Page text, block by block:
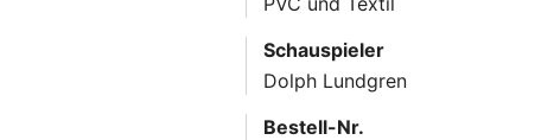
Schauspieler
Dolph Lundgren
Bestell-Nr.